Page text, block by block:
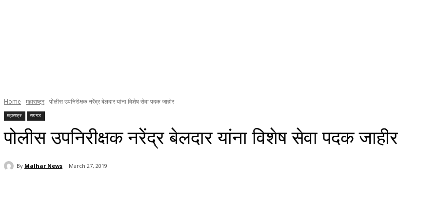
Home महाराष्ट्र पोलीस उपनिरीक्षक नरेंद्र बेलदार यांना विशेष सेवा पदक जाहीर
महाराष्ट्र रायगड
पोलीस उपनिरीक्षक नरेंद्र बेलदार यांना विशेष सेवा पदक जाहीर
By Malhar News March 27, 2019